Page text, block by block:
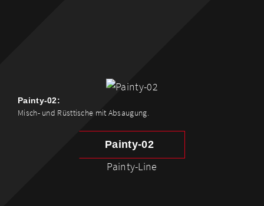
Painty-02:
Misch- und Rüsttische mit Absaugung.
Painty-02
Painty-Line